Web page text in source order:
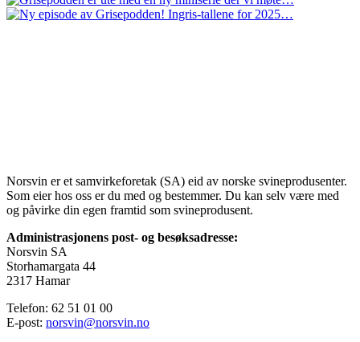
Norsvin er et samvirkeforetak (SA) eid av norske svineprodusenter.
Som eier hos oss er du med og bestemmer. Du kan selv være med
og påvirke din egen framtid som svineprodusent.
Administrasjonens post- og besøksadresse:
Norsvin SA
Storhamargata 44
2317 Hamar
Telefon: 62 51 01 00
E-post: norsvin@norsvin.no